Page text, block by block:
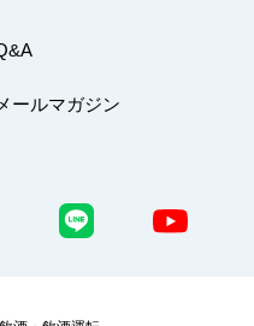
メールマガジン